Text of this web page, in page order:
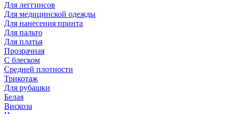
Для леггинсов
Для медицинской одежды
Для нанесения принта
Для пальто
Для платья
Прозрачная
С блеском
Средней плотности
Трикотаж
Для рубашки
Белая
Вискоза